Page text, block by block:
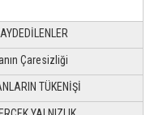
Çaresizliği
TÜKENİŞİ